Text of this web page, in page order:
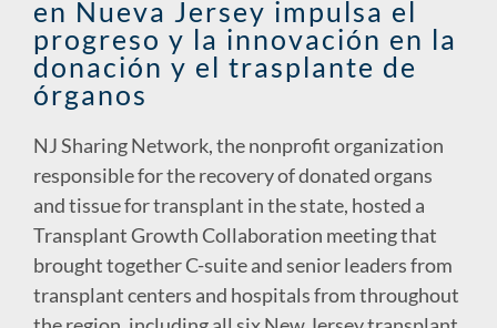
en Nueva Jersey impulsa el
progreso y la innovación en la
donación y el trasplante de
órganos
NJ Sharing Network, the nonprofit organization
responsible for the recovery of donated organs
and tissue for transplant in the state, hosted a
Transplant Growth Collaboration meeting that
brought together C-suite and senior leaders from
transplant centers and hospitals from throughout